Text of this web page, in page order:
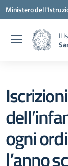
Vai ai contenuti
Vai al menu di
Vai al footer
Ministero
II
ogni
l’anno